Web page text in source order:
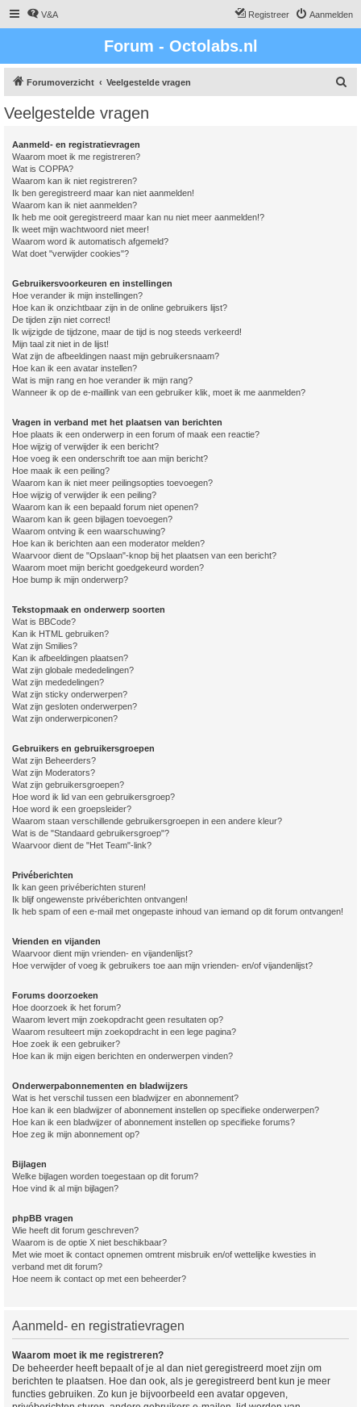
V&A Aanmelden
Registreer
Forum - Octolabs.nl
Forumoverzicht Veelgestelde vragen
Veelgestelde vragen
Aanmeld- en registratievragen
Waarom moet ik me registreren?
Wat is COPPA?
Waarom kan ik niet registreren?
Ik ben geregistreerd maar kan niet aanmelden!
Waarom kan ik niet aanmelden?
Ik heb me ooit geregistreerd maar kan nu niet meer aanmelden!?
Ik weet mijn wachtwoord niet meer!
Waarom word ik automatisch afgemeld?
Wat doet "verwijder cookies"?
Gebruikersvoorkeuren en instellingen
Hoe verander ik mijn instellingen?
Hoe kan ik onzichtbaar zijn in de online gebruikers lijst?
De tijden zijn niet correct!
Ik wijzigde de tijdzone, maar de tijd is nog steeds verkeerd!
Mijn taal zit niet in de lijst!
Wat zijn de afbeeldingen naast mijn gebruikersnaam?
Hoe kan ik een avatar instellen?
Wat is mijn rang en hoe verander ik mijn rang?
Wanneer ik op de e-maillink van een gebruiker klik, moet ik me aanmelden?
Vragen in verband met het plaatsen van berichten
Hoe plaats ik een onderwerp in een forum of maak een reactie?
Hoe wijzig of verwijder ik een bericht?
Hoe voeg ik een onderschrift toe aan mijn bericht?
Hoe maak ik een peiling?
Waarom kan ik niet meer peilingsopties toevoegen?
Hoe wijzig of verwijder ik een peiling?
Waarom kan ik een bepaald forum niet openen?
Waarom kan ik geen bijlagen toevoegen?
Waarom ontving ik een waarschuwing?
Hoe kan ik berichten aan een moderator melden?
Waarvoor dient de "Opslaan"-knop bij het plaatsen van een bericht?
Waarom moet mijn bericht goedgekeurd worden?
Hoe bump ik mijn onderwerp?
Tekstopmaak en onderwerp soorten
Wat is BBCode?
Kan ik HTML gebruiken?
Wat zijn Smilies?
Kan ik afbeeldingen plaatsen?
Wat zijn globale mededelingen?
Wat zijn mededelingen?
Wat zijn sticky onderwerpen?
Wat zijn gesloten onderwerpen?
Wat zijn onderwerpiconen?
Gebruikers en gebruikersgroepen
Wat zijn Beheerders?
Wat zijn Moderators?
Wat zijn gebruikersgroepen?
Hoe word ik lid van een gebruikersgroep?
Hoe word ik een groepsleider?
Waarom staan verschillende gebruikersgroepen in een andere kleur?
Wat is de "Standaard gebruikersgroep"?
Waarvoor dient de "Het Team"-link?
Privéberichten
Ik kan geen privéberichten sturen!
Ik blijf ongewenste privéberichten ontvangen!
Ik heb spam of een e-mail met ongepaste inhoud van iemand op dit forum ontvangen!
Vrienden en vijanden
Waarvoor dient mijn vrienden- en vijandenlijst?
Hoe verwijder of voeg ik gebruikers toe aan mijn vrienden- en/of vijandenlijst?
Forums doorzoeken
Hoe doorzoek ik het forum?
Waarom levert mijn zoekopdracht geen resultaten op?
Waarom resulteert mijn zoekopdracht in een lege pagina?
Hoe zoek ik een gebruiker?
Hoe kan ik mijn eigen berichten en onderwerpen vinden?
Onderwerpabonnementen en bladwijzers
Wat is het verschil tussen een bladwijzer en abonnement?
Hoe kan ik een bladwijzer of abonnement instellen op specifieke onderwerpen?
Hoe kan ik een bladwijzer of abonnement instellen op specifieke forums?
Hoe zeg ik mijn abonnement op?
Bijlagen
Welke bijlagen worden toegestaan op dit forum?
Hoe vind ik al mijn bijlagen?
phpBB vragen
Wie heeft dit forum geschreven?
Waarom is de optie X niet beschikbaar?
Met wie moet ik contact opnemen omtrent misbruik en/of wettelijke kwesties in
verband met dit forum?
Hoe neem ik contact op met een beheerder?
Aanmeld- en registratievragen
Waarom moet ik me registreren?
De beheerder heeft bepaalt of je al dan niet geregistreerd moet zijn om
berichten te plaatsen. Hoe dan ook, als je geregistreerd bent kun je meer
functies gebruiken. Zo kun je bijvoorbeeld een avatar opgeven,